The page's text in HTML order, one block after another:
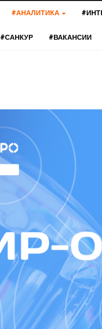
#АНАЛИТИКА
#САНКУР #ВАКАНСИИ